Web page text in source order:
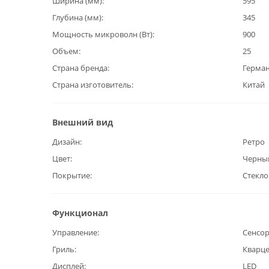
Глубина (мм)
345
Мощность микроволн (Вт)
900
Объем
25
Страна бренда
Страна изготовитель
Китай
Внешний вид
Дизайн
Ретро
Цвет
Покрытие
Стекло
Функционал
Управление
Гриль
Дисплей
LED